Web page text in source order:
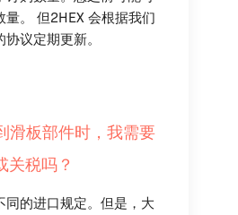
量。 但2HEX 会根据我们
议定期更新。
滑板部件时，我需要
关税吗？
同的进口规定。但是，大